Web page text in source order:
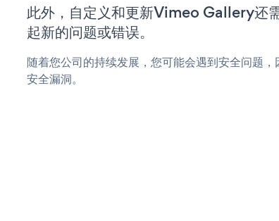
此外，自定义和更新Vimeo Gallery还
起新的问题或错误。
随着您公司的持续发展，您可能会遇到安全问题
安全漏洞。